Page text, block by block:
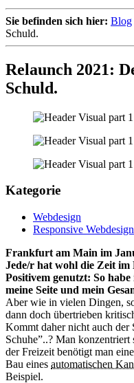
Sie befinden sich hier: Blog
Schuld.
Relaunch 2021:
Schuld.
Kategorie
Webdesign
Responsive Webdesign
Frankfurt am Main im
Jede/r hat wohl die Zeit
Positivem genutzt: So
meine Seite und mein
Aber wie in vielen Dingen,
dann doch übertrieben
Kommt daher nicht auch der
Schuhe”..? Man
der Freizeit benötigt man
Bau eines automatischen
Beispiel.